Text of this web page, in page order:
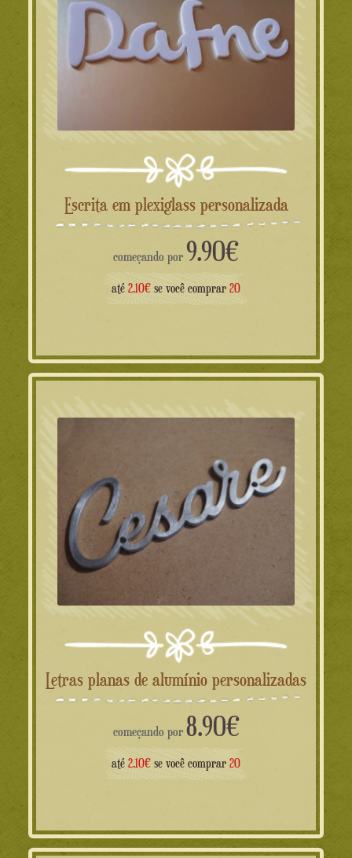
Escrita em plexiglass personalizada
começando por 9.90€
até 2.10€ se você comprar 20
Letras planas de alumínio personalizadas
começando por 8.90€
até 2.10€ se você comprar 20